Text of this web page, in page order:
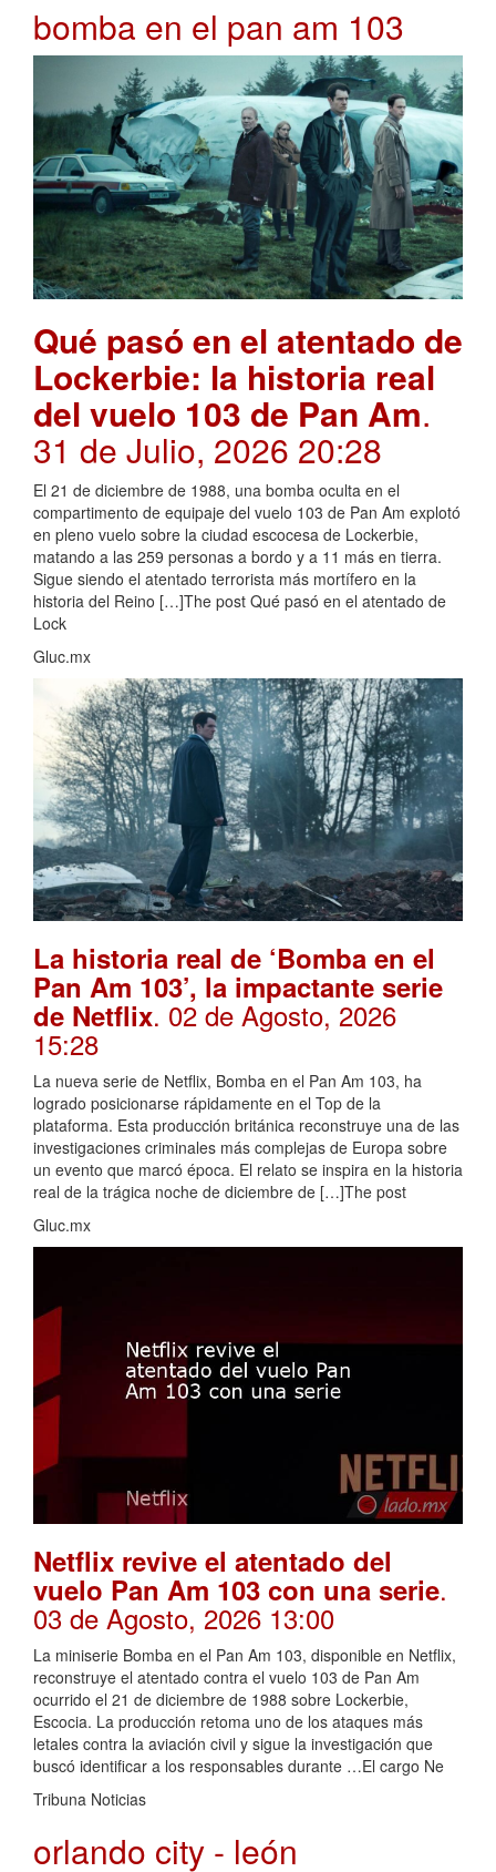
bomba en el pan am 103
Qué pasó en el atentado de
Lockerbie: la historia real
del vuelo 103 de Pan Am.
31 de Julio, 2026 20:28
El 21 de diciembre de 1988, una bomba oculta en el
compartimento de equipaje del vuelo 103 de Pan Am explotó
en pleno vuelo sobre la ciudad escocesa de Lockerbie,
matando a las 259 personas a bordo y a 11 más en tierra.
Sigue siendo el atentado terrorista más mortífero en la
historia del Reino […]The post Qué pasó en el atentado de
Lock
Gluc.mx
La historia real de ‘Bomba en el
Pan Am 103’, la impactante serie
de Netflix. 02 de Agosto, 2026
15:28
La nueva serie de Netflix, Bomba en el Pan Am 103, ha
logrado posicionarse rápidamente en el Top de la
plataforma. Esta producción británica reconstruye una de las
investigaciones criminales más complejas de Europa sobre
un evento que marcó época. El relato se inspira en la historia
real de la trágica noche de diciembre de […]The post
Gluc.mx
Netflix revive el atentado del
vuelo Pan Am 103 con una serie.
03 de Agosto, 2026 13:00
La miniserie Bomba en el Pan Am 103, disponible en Netflix,
reconstruye el atentado contra el vuelo 103 de Pan Am
ocurrido el 21 de diciembre de 1988 sobre Lockerbie,
Escocia. La producción retoma uno de los ataques más
letales contra la aviación civil y sigue la investigación que
buscó identificar a los responsables durante …El cargo Ne
Tribuna Noticias
orlando city - león